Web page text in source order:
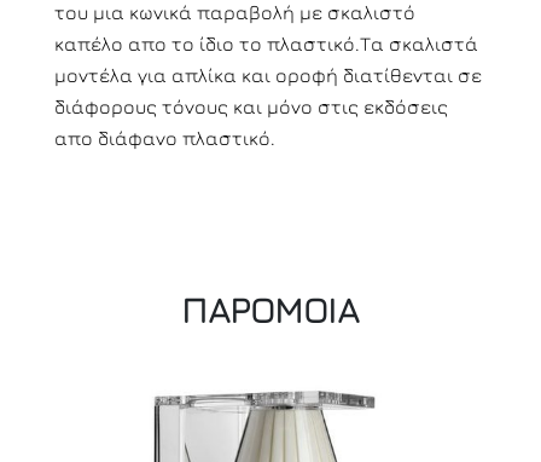
του μια κωνικά παραβολή με σκαλιστό
καπέλο απο το ίδιο το πλαστικό.Τα σκαλιστά
μοντέλα για απλίκα και οροφή διατίθενται σε
διάφορους τόνους και μόνο στις εκδόσεις
απο διάφανο πλαστικό.
ΠΑΡΟΜΟΙΑ